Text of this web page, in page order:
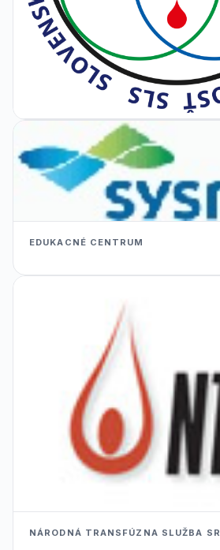
EDUKACNÉ CENTRUM
NÁRODNÁ TRANSFÚZNA SLUŽBA SR